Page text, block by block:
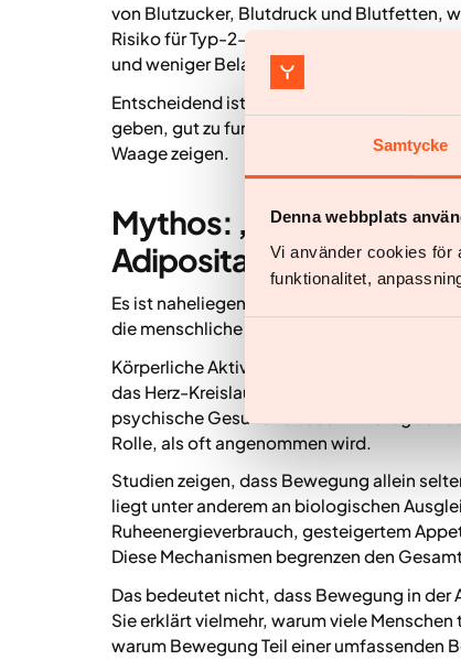
Samtycke
Denna webbplats
Vi använder cookies för
funktionalitet,
von Blutzucker, Blutdruck und Blutfetten,
Risiko für Typ-2-Diabetes. Viele Menschen
und weniger Belastung der Gelenke.
Entscheidend ist nicht ein „perfektes“
geben, gut zu funktionieren – und das
Waage zeigen.
Mythos: „Wer
Adipositas“
Es ist naheliegend zu denken, dass
die menschliche Biologie ist komplexer.
Körperliche Aktivität ist eine der
das Herz-Kreislauf-System, erhält oder
psychische Gesundheit aus. In Bezug auf
Rolle, als oft angenommen wird.
Studien zeigen, dass Bewegung allein
liegt unter anderem an biologischen
Ruheenergieverbrauch, gesteigertem
Diese Mechanismen begrenzen den
Das bedeutet nicht, dass Bewegung in
Sie erklärt vielmehr, warum viele
warum Bewegung Teil einer umfassenden